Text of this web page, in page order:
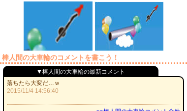
棒人間の大車輪のコメントを書こう！
▼棒人間の大車輪の最新コメント
落ちたら大変だ…ｗ
2015/11/4 14:56:40